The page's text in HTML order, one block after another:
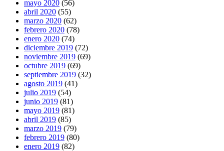
mayo 2020 (56)
abril 2020 (55)
marzo 2020 (62)
febrero 2020 (78)
enero 2020 (74)
diciembre 2019 (72)
noviembre 2019 (69)
octubre 2019 (69)
septiembre 2019 (32)
agosto 2019 (41)
julio 2019 (54)
junio 2019 (81)
mayo 2019 (81)
abril 2019 (85)
marzo 2019 (79)
febrero 2019 (80)
enero 2019 (82)